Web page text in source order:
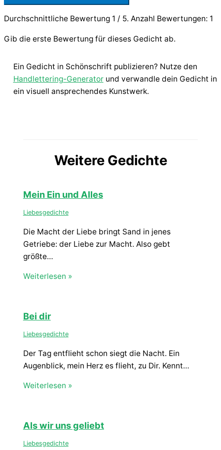
Durchschnittliche Bewertung 1 / 5. Anzahl Bewertungen: 1
Gib die erste Bewertung für dieses Gedicht ab.
Ein Gedicht in Schönschrift publizieren? Nutze den
Handlettering-Generatorund verwandle dein Gedicht in
ein visuell ansprechendes Kunstwerk.
Weitere Gedichte
Mein Ein und Alles
Liebesgedichte
Die Macht der Liebe bringt Sand in jenes
Getriebe: der Liebe zur Macht. Also gebt
größte…
Weiterlesen »
Bei dir
Liebesgedichte
Der Tag entflieht schon siegt die Nacht. Ein
Augenblick, mein Herz es flieht, zu Dir. Kennt…
Weiterlesen »
Als wir uns geliebt
Liebesgedichte